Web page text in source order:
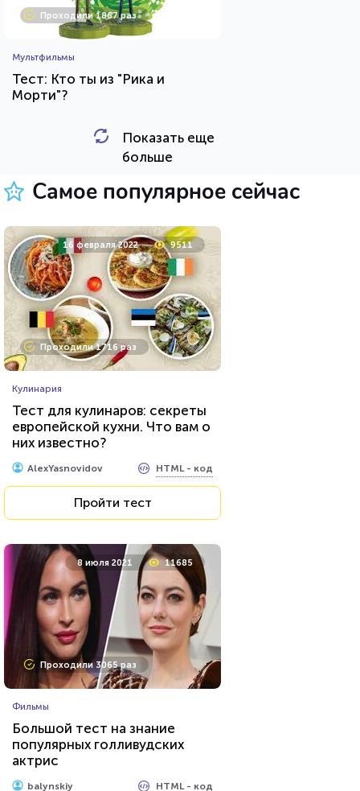
Проходили 1867 раз
Мультфильмы
Тест: Кто ты из "Рика и
Морти"?
HTML - код
8 апреля 2021 53746
Проходили 11748 раз
Тест: Какое хобби вам
подойдет?
Пройти тест
18 февраля 2021 160766
Проходили 59047 раз
Тест: "Мое будущее. Каким
оно будет?"
Показать еще
больше
Самое популярное сейчас
16 февраля 2022 9511
Проходили 1716 раз
Кулинария
Тест для кулинаров: секреты
европейской кухни. Что вам о
них известно?
AlexYasnovidov HTML - код
Пройти тест
8 июля 2021 11685
Проходили 3065 раз
Фильмы
Большой тест на знание
популярных голливудских
актрис
balynskiy HTML - код